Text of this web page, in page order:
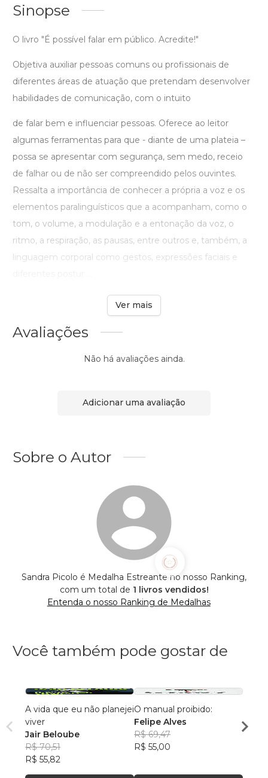
Sinopse
O livro "É possível falar em público. Acredite!"
Objetiva auxiliar pessoas comuns ou profissionais de
diferentes áreas de atuação que pretendam desenvolver
habilidades de comunicação, com o intuito
de falar bem e influenciar pessoas. Oferece ao leitor
algumas ferramentas para que - diante de uma plateia –
possa se apresentar com segurança, sem medo, receio
de falhar ou de não ser compreendido pelos ouvintes.
Ressalta a importância de conhecer a própria a voz e os
elementos paralinguísticos que a acompanham, como o
tom, o volume, a modulação e a entonação da voz, o
ritmo, a respiração, as pausas, entre outros e, também, a
linguagem corporal como gestos, expressões faciais e
Ver mais
Avaliações
Não há avaliações ainda.
Adicionar uma avaliação
Sobre o Autor
Sandra Picolo é Medalha Estreante no nosso Ranking,
com um total de 1 livros vendidos!
Entenda o nosso Ranking de Medalhas
Você também pode gostar de
A vida que eu não planejei
viver
Jair Beloube
R$ 70,51
R$ 55,82
O manual proibido:
Felipe Alves
R$ 69,47
R$ 55,00
R$